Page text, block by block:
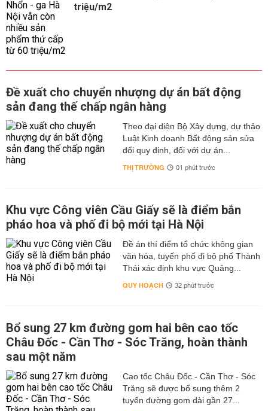
triệu/m2
Đề xuất cho chuyển nhượng dự án bất động
sản đang thế chấp ngân hàng
Theo đại diện Bộ Xây dựng, dự thảo
Luật Kinh doanh Bất động sản sửa
đổi quy định, đối với dự án...
THỊ TRƯỜNG 01 phút trước
Khu vực Công viên Cầu Giấy sẽ là điểm bắn
pháo hoa và phố đi bộ mới tại Hà Nội
Đề án thí điểm tổ chức không gian
văn hóa, tuyến phố đi bộ phố Thành
Thái xác định khu vực Quảng...
QUY HOẠCH 32 phút trước
Bổ sung 27 km đường gom hai bên cao tốc
Châu Đốc - Cần Thơ - Sóc Trăng, hoàn thành
sau một năm
Cao tốc Châu Đốc - Cần Thơ - Sóc
Trăng sẽ được bổ sung thêm 2
tuyến đường gom dài gần 27...